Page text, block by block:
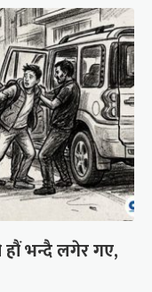
हौं भन्दै लगेर गए,